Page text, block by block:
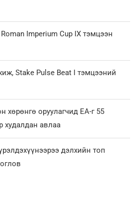
Imperium Cup IX тэмцээн
Stake Pulse Beat I тэмцээний
хөрөнгө оруулагчид EA-г 55
худалдан авлаа
дэлхийн топ